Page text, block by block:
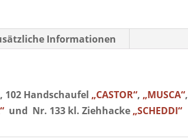
Informationen
102 Handschaufel „CASTOR“, „MUSCA“,
und Nr. 133 kl. Ziehhacke „SCHEDDI“